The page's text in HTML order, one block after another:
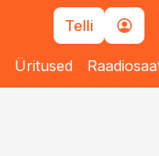
Telli
Üritused